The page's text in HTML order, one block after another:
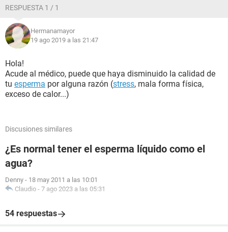
RESPUESTA 1 / 1
Hermanamayor
19 ago 2019 a las 21:47
Hola!
Acude al médico, puede que haya disminuido la calidad de
tu esperma por alguna razón (stress, mala forma física,
exceso de calor...)
Discusiones similares
¿Es normal tener el esperma líquido como el
agua?
Denny - 18 may 2011 a las 10:01
Claudio - 7 ago 2023 a las 05:31
54 respuestas